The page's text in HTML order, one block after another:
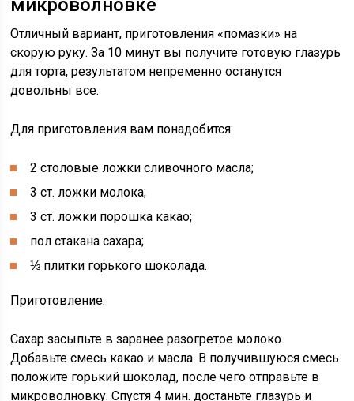
микроволновке
Отличный вариант, приготовления «помазки» на
скорую руку. За 10 минут вы получите готовую глазурь
для торта, результатом непременно останутся
довольны все.
Для приготовления вам понадобится:
2 столовые ложки сливочного масла;
3 ст. ложки молока;
3 ст. ложки порошка какао;
пол стакана сахара;
⅓ плитки горького шоколада.
Приготовление:
Сахар засыпьте в заранее разогретое молоко.
Добавьте смесь какао и масла. В получившуюся смесь
положите горький шоколад, после чего отправьте в
микроволновку. Спустя 4 мин. достаньте глазурь и